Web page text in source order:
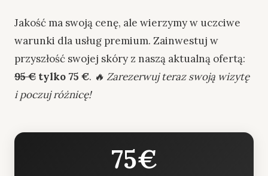
Jakość ma swoją cenę, ale wierzymy w uczciwe
warunki dla usług premium. Zainwestuj w
przyszłość swojej skóry z naszą aktualną ofertą:
95 € tylko 75 €. 🔥 Zarezerwuj teraz swoją wizytę
i poczuj różnicę!
75€